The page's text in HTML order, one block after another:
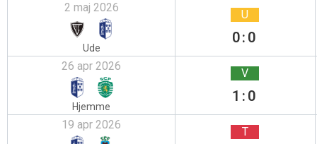
2 maj 2026
Ude
U
0:0
26 apr 2026
Hjemme
V
1:0
19 apr 2026 T